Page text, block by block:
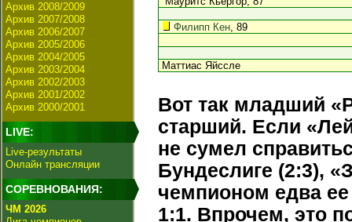
Архив 2008/2009
Архив 2007/2008
Архив 2006/2007
Архив 2005/2006
Архив 2004/2005
Архив 2003/2004
Архив 2002/2003
Архив 2001/2002
Архив 2000/2001
LIVE:
Live-результаты
Онлайн трансляции
СОРЕВНОВАНИЯ:
ЧМ 2026
Филипп Кен, 89
Маттиас Яйссле
Вот так младший
старший. Если
не сумел
Бундеслиге (2:3),
чемпионом едва
1:1. Впрочем, это